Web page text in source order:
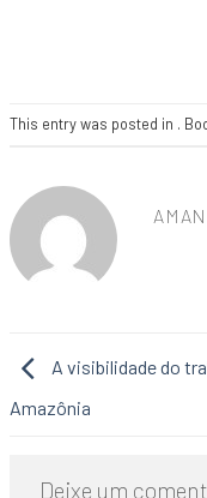
This entry was posted in .
A visibilidade do
Amazônia
Deixe um